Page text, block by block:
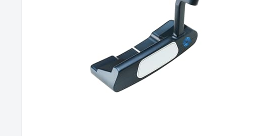
ヘッド形状：ダブルワイドの意図と挙動
クランクホーゼル（ピンタイプ）の役割
STROKE LAB SL90シャフト（スチール）
メリットとデメリット（実使用に基づく）
実打感と性能レビュー：転がり・打感・慣性モ